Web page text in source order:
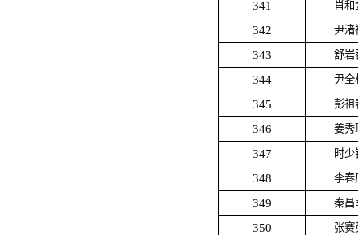
341 肖和
342 尹渚
343 舒岩
344 尹全
345 彭祖
346 姜秀
347 时少
348 李春
349 秦昌
350 张赛